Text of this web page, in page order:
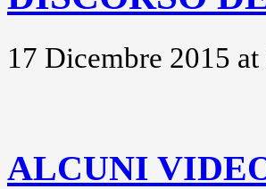
17 Dicembre 2015
ALCUNI